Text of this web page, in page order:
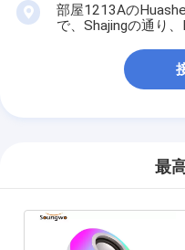
部屋1213Aの
で、Shajingの通り
最